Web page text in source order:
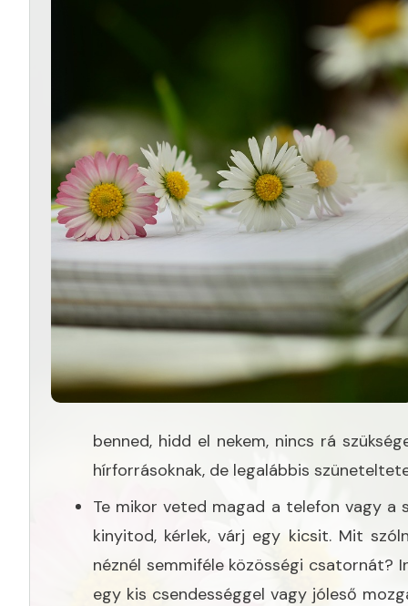
benned, hidd el nekem, nincs rá
hírforrásoknak, de legalábbis
Te mikor veted magad a telefon vagy a
kinyitod, kérlek, várj egy kicsit. Mit
néznél semmiféle közösségi csatornát?
egy kis csendességgel vagy jóleső